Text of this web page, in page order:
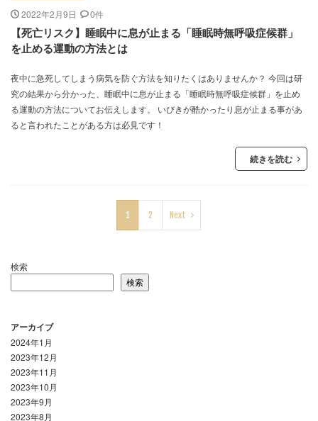
2022年2月9日 0件
【死亡リスク】睡眠中に息が止まる「睡眠時無呼吸症候群」
を止める運動の方法とは
夜中に急死してしまう病気を防ぐ方法を知りたくはありませんか？ 今回は研
究の結果から分かった、睡眠中に息が止まる「睡眠時無呼吸症候群」を止め
る運動の方法についてお伝えします。 いびきが酷かったり息が止まる事があ
ると言われたことがある方は必見です！
続きを読む
1 2 Next
検索
検索
アーカイブ
2024年1月
2023年12月
2023年11月
2023年10月
2023年9月
2023年8月